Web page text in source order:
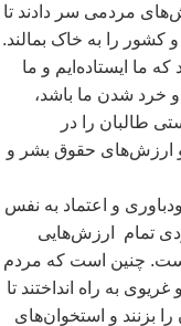
های مردمی سر دادند تا
کشور را به خاک بمالند.
که ما ایستاده ایم و ما
و خرد شدن ما باشد،
طالبان را در
و ارزشهای حقوق بشر و
و اعتماد به نفس
تمام ارزشهایی
چنین است که مردم
به راه انداختند تا
را بزنند و استخوانهای